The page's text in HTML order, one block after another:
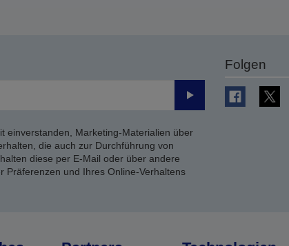
Senden
einverstanden, Marketing-Materialien über
die auch zur Durchführung von
diese per E-Mail oder über andere
Präferenzen und Ihres Online-Verhaltens
Folgen